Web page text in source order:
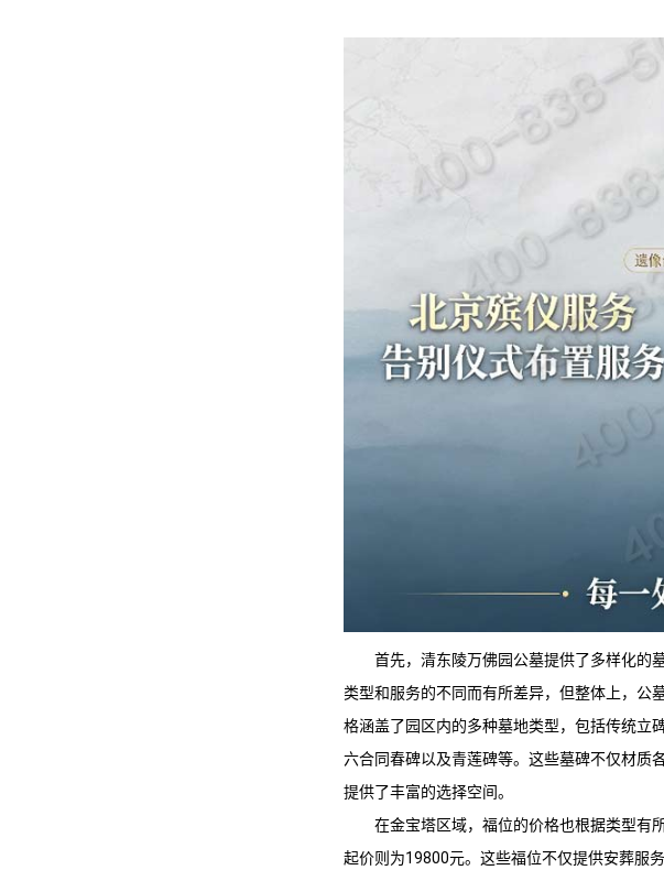
首先， 清东陵万佛园公墓提供了多样化的
类型和服务的不同而有所差异，但整体上，公
格涵盖了园区内的多种墓地类型，包括传统立
六合同春碑以及青莲碑等。这些墓碑不仅材质
提供了丰富的选择空间。
在金宝塔区域，福位的价格也根据类型有
起价则为19800元。这些福位不仅提供安葬服